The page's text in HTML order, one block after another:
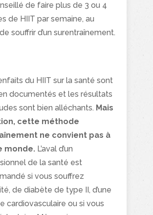
de faire plus de 3 ou 4
de HIIT par semaine, au
souffrir d’un surentraînement.
du HIIT sur la santé sont
documentés et les résultats
sont bien alléchants. Mais
cette méthode
ne convient pas à
monde. L’aval d’un
de la santé est
si vous souffrez
de diabète de type II, d’une
cardiovasculaire ou si vous